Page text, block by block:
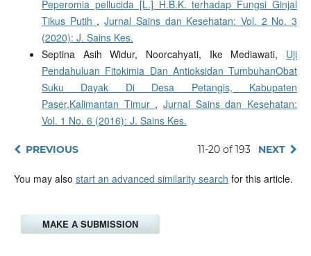
Peperomia pellucida [L.] H.B.K. terhadap Fungsi Ginjal
Tikus Putih ,Jurnal Sains dan Kesehatan: Vol. 2 No. 3
(2020): J. Sains Kes.
Septina Asih Widur, Noorcahyati, Ike Mediawati, Uji
Pendahuluan Fitokimia Dan Antioksidan TumbuhanObat
Suku Dayak Di Desa Petangis, Kabupaten
Paser,Kalimantan Timur ,Jurnal Sains dan Kesehatan:
Vol. 1 No. 6 (2016): J. Sains Kes.
PREVIOUS 11-20 of 193 NEXT
You may also start an advanced similarity search for this article.
MAKE A SUBMISSION